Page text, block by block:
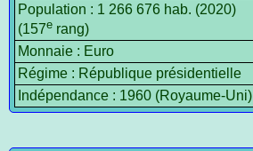
Population : 1 266 676 hab. (2020)
(157e rang)
Monnaie : Euro
Régime : République présidentielle
Indépendance : 1960 (Royaume-Uni)